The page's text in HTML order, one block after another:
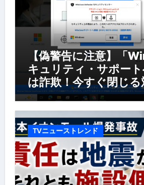
【偽警告に注意】「
キュリティ・サポート
は詐欺！今すぐ閉じる
TVニューストレンド